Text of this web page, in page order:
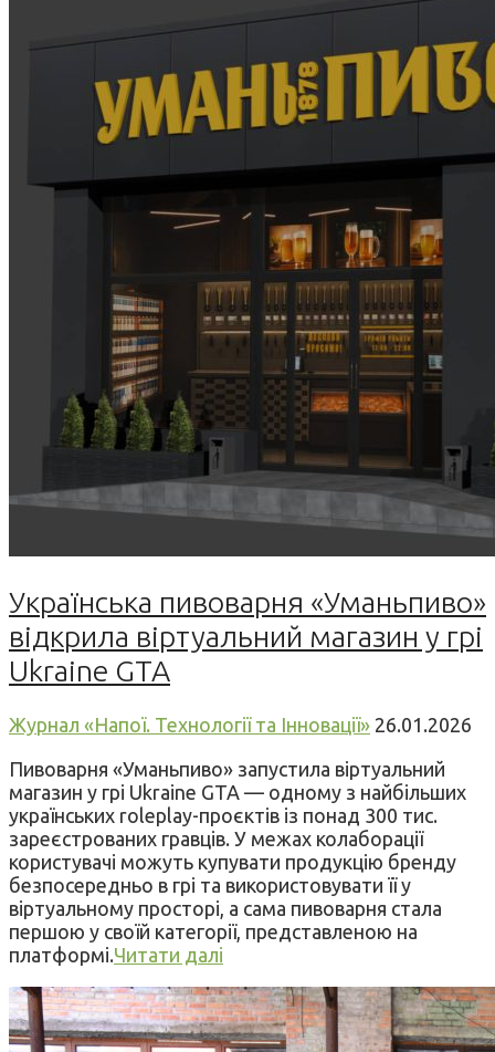
Українська пивоварня «Уманьпиво»
відкрила віртуальний магазин у грі
Ukraine GTA
Журнал «Напої. Технології та Інновації» 26.01.2026
Пивоварня «Уманьпиво» запустила віртуальний
магазин у грі Ukraine GTA — одному з найбільших
українських roleplay-проєктів із понад 300 тис.
зареєстрованих гравців. У межах колаборації
користувачі можуть купувати продукцію бренду
безпосередньо в грі та використовувати її у
віртуальному просторі, а сама пивоварня стала
першою у своїй категорії, представленою на
платформі.Читати далі